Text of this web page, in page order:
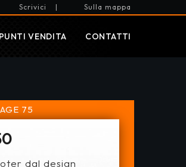
Scrivici | Sulla mappa
PUNTI VENDITA CONTATTI
75
dal design